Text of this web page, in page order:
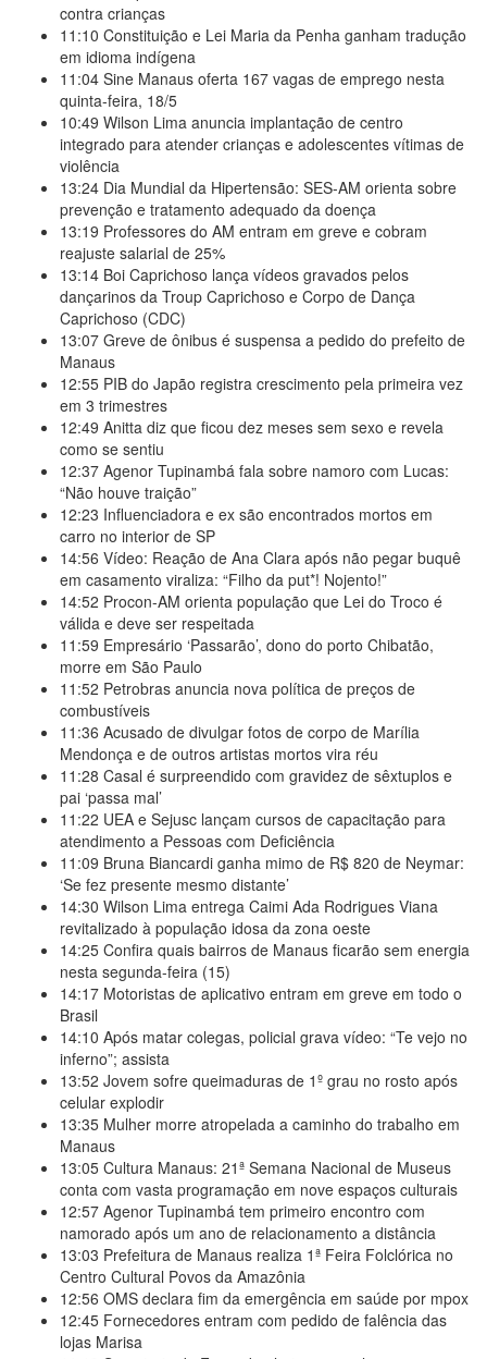
contra crianças
11:10 Constituição e Lei Maria da Penha ganham tradução
em idioma indígena
11:04 Sine Manaus oferta 167 vagas de emprego nesta
quinta-feira, 18/5
10:49 Wilson Lima anuncia implantação de centro
integrado para atender crianças e adolescentes vítimas de
violência
13:24 Dia Mundial da Hipertensão: SES-AM orienta sobre
prevenção e tratamento adequado da doença
13:19 Professores do AM entram em greve e cobram
reajuste salarial de 25%
13:14 Boi Caprichoso lança vídeos gravados pelos
dançarinos da Troup Caprichoso e Corpo de Dança
Caprichoso (CDC)
13:07 Greve de ônibus é suspensa a pedido do prefeito de
Manaus
12:55 PIB do Japão registra crescimento pela primeira vez
em 3 trimestres
12:49 Anitta diz que ficou dez meses sem sexo e revela
como se sentiu
12:37 Agenor Tupinambá fala sobre namoro com Lucas:
“Não houve traição”
12:23 Influenciadora e ex são encontrados mortos em
carro no interior de SP
14:56 Vídeo: Reação de Ana Clara após não pegar buquê
em casamento viraliza: “Filho da put*! Nojento!”
14:52 Procon-AM orienta população que Lei do Troco é
válida e deve ser respeitada
11:59 Empresário ‘Passarão’, dono do porto Chibatão,
morre em São Paulo
11:52 Petrobras anuncia nova política de preços de
combustíveis
11:36 Acusado de divulgar fotos de corpo de Marília
Mendonça e de outros artistas mortos vira réu
11:28 Casal é surpreendido com gravidez de sêxtuplos e
pai ‘passa mal’
11:22 UEA e Sejusc lançam cursos de capacitação para
atendimento a Pessoas com Deficiência
11:09 Bruna Biancardi ganha mimo de R$ 820 de Neymar:
‘Se fez presente mesmo distante’
14:30 Wilson Lima entrega Caimi Ada Rodrigues Viana
revitalizado à população idosa da zona oeste
14:25 Confira quais bairros de Manaus ficarão sem energia
nesta segunda-feira (15)
14:17 Motoristas de aplicativo entram em greve em todo o
Brasil
14:10 Após matar colegas, policial grava vídeo: “Te vejo no
inferno”; assista
13:52 Jovem sofre queimaduras de 1º grau no rosto após
celular explodir
13:35 Mulher morre atropelada a caminho do trabalho em
Manaus
13:05 Cultura Manaus: 21ª Semana Nacional de Museus
conta com vasta programação em nove espaços culturais
12:57 Agenor Tupinambá tem primeiro encontro com
namorado após um ano de relacionamento a distância
13:03 Prefeitura de Manaus realiza 1ª Feira Folclórica no
Centro Cultural Povos da Amazônia
12:56 OMS declara fim da emergência em saúde por mpox
12:45 Fornecedores entram com pedido de falência das
lojas Marisa